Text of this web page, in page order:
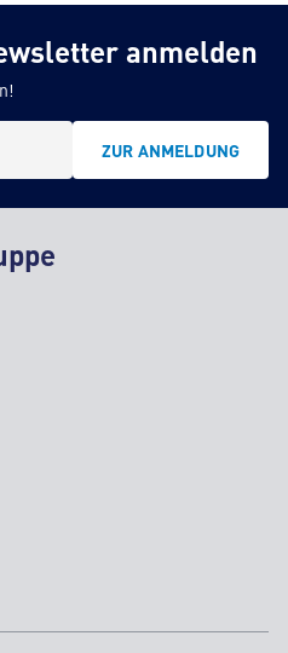
anmelden
ZUR ANMELDUNG